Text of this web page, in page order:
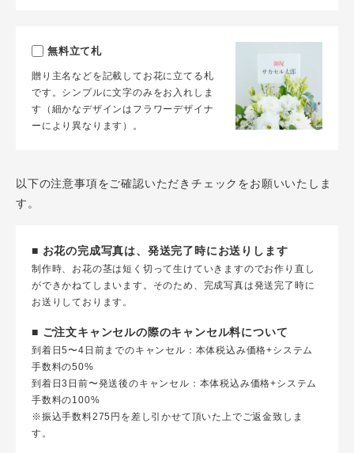
無料立て札
贈り主名などを記載してお花に立てる札
です。シンプルに文字のみをお入れしま
す（細かなデザインはフラワーデザイナ
ーにより異なります）。
以下の注意事項をご確認いただきチェックをお願いいたしま
す。
■ お花の完成写真は、発送完了時にお送りします
制作時、お花の茎は短く切って生けていきますのでお作り直し
ができかねてしまいます。そのため、完成写真は発送完了時に
お送りしております。
■ ご注文キャンセルの際のキャンセル料について
到着日5〜4日前までのキャンセル：本体税込み価格+システム
手数料の50%
到着日3日前〜発送後のキャンセル：本体税込み価格+システム
手数料の100%
※振込手数料275円を差し引かせて頂いた上でご返金致しま
す。